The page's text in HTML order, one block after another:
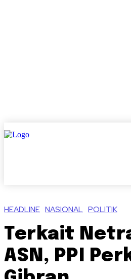
HEADLINE NASIONAL POLITIK
Terkait
ASN, PPI